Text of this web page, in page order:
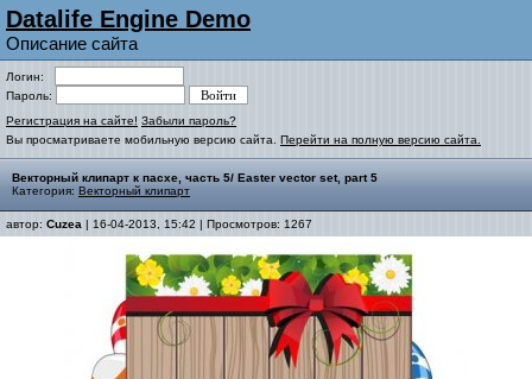
Datalife Engine Demo
Описание сайта
Логин:
Пароль:
Регистрация на сайте! Забыли пароль?
Вы просматриваете мобильную версию сайта. Перейти на полную версию сайта.
Векторный клипарт к пасхе, часть 5/ Easter vector set, part 5
Категория: Векторный клипарт
автор: Cuzea | 16-04-2013, 15:42 | Просмотров: 1267